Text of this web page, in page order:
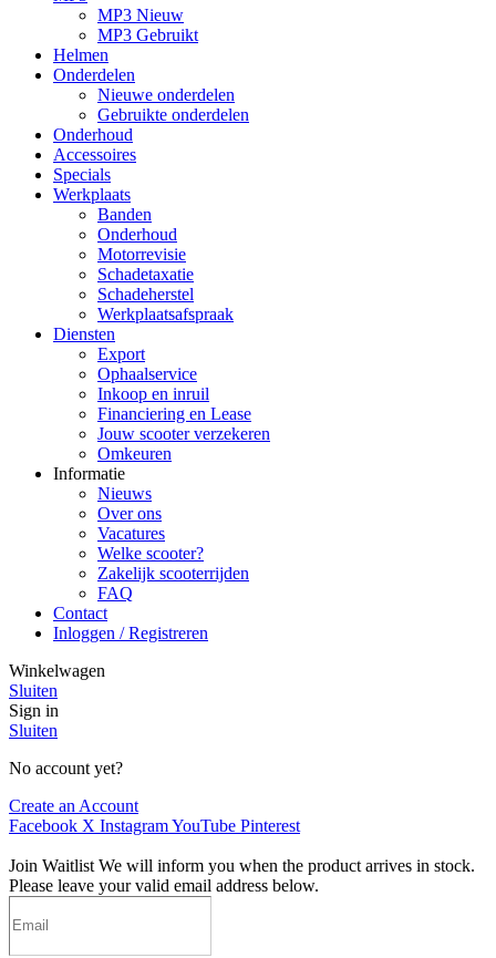
MP3 Nieuw
MP3 Gebruikt
Helmen
Onderdelen
Nieuwe onderdelen
Gebruikte onderdelen
Onderhoud
Accessoires
Specials
Werkplaats
Banden
Onderhoud
Motorrevisie
Schadetaxatie
Schadeherstel
Werkplaatsafspraak
Diensten
Export
Ophaalservice
Inkoop en inruil
Financiering en Lease
Jouw scooter verzekeren
Omkeuren
Informatie
Nieuws
Over ons
Vacatures
Welke scooter?
Zakelijk scooterrijden
FAQ
Contact
Inloggen / Registreren
Winkelwagen
Sluiten
Sign in
Sluiten
No account yet?
Create an Account
Facebook X InstagramYouTube Pinterest
Join Waitlist We will inform you when the product arrives in stock.
Please leave your valid email address below.